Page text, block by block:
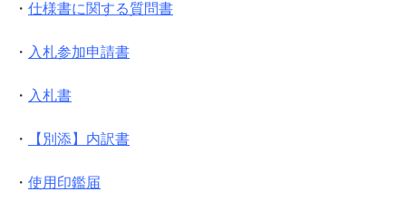
・ 仕様書に関する質問書
・ 入札参加申請書
・ 入札書
・ 【別添】内訳書
・ 使用印鑑届